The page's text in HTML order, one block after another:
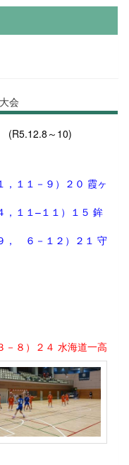
会
(R5.12.8～10)
１１－９）２０ 霞ヶ
１１–１１）１５ 鉾
６－１２）２１ 守
８）２４ 水海道一高